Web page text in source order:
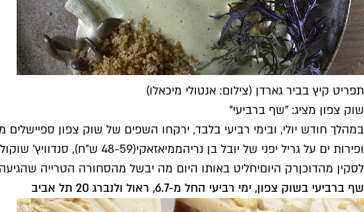
תפריט קיץ בביר גארדן (צילום: אנטולי מיכאלו)
שוק צפון מציג: "שף ברביעי"
במהלך חודש יולי, ובימי רביעי בלבד, ירקחו השפים של שוק צפון ספיישלים
ופירות ים על גריל יפני של יובל בן נריהממיאזאקי
לסקין מהדוכןרק היוםיחליט באותו היום מה יבשל מהסחורה הטרייה שהגיעה
שף ברביעי בשוק צפון, ימי רביעי החל מ-6.7, ראול ולנברג 20 תל אביב